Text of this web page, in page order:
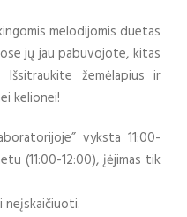
melodijomis duetas
jų jau pabuvojote, kitas
žemėlapius ir
kelionei!
vyksta 11:00-
(11:00-12:00), įėjimas tik
neįskaičiuoti.